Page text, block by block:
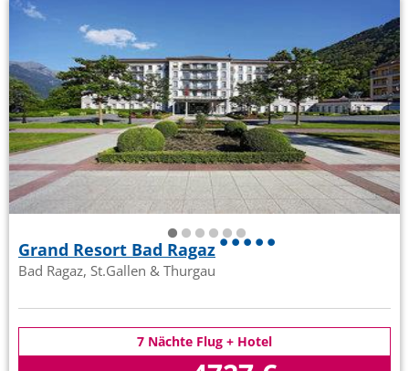
Grand Resort Bad Ragaz
Bad Ragaz, St.Gallen & Thurgau
7 Nächte Flug + Hotel